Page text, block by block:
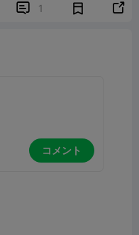
 1 
コメント